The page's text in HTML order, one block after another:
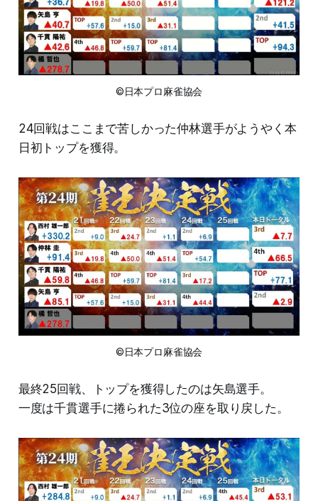
©日本プロ麻雀協会
24回戦はここまで苦しかった仲林選手がようやく本
日初トップを獲得。
©日本プロ麻雀協会
最終25回戦、トップを獲得したのは矢島選手。
一度は千貫選手に捲られた3位の座を取り戻した。